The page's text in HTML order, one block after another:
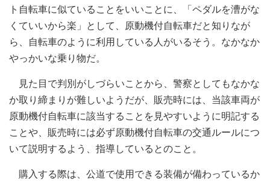
ト自転車に似ていることをいいことに、「ペダルを漕がな
くていいから楽」として、原動機付自転車だと知りなが
ら、自転車のように利用している人がいるそう。なかなか
やっかいな乗り物だ。
見た目で判別がしづらいことから、警察としてもなかな
か取り締まりが難しいようだが、販売時には、当該車両が
原動機付自転車に該当することを見やすいように明記する
ことや、販売時には必ず原動機付自転車の交通ルールにつ
いて説明するよう、指導しているとのこと。
購入する際は、公道で使用できる装備が備わっているか